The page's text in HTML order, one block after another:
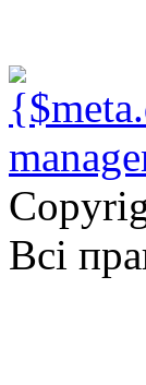
Всі